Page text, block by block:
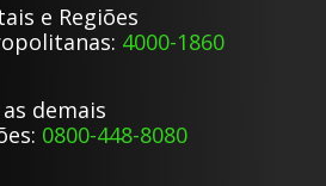
e Regiões
4000-1860
demais
0800-448-8080